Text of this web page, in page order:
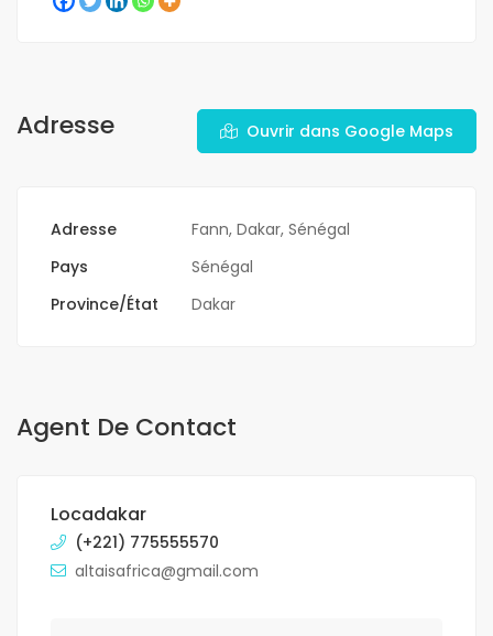
Adresse Ouvrir dans Google Maps
Adresse
Fann, Dakar, Sénégal
Pays
Sénégal
Province/État
Dakar
Agent De Contact
Locadakar
(+221) 775555570
altaisafrica@gmail.com